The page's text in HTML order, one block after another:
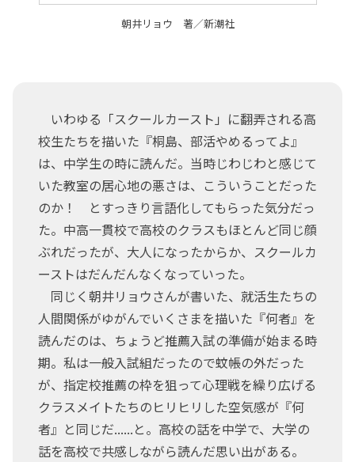
朝井リョウ 著／新潮社
いわゆる「スクールカースト」に翻弄される高
校生たちを描いた『桐島、部活やめるってよ』
は、中学生の時に読んだ。当時じわじわと感じて
いた教室の居心地の悪さは、こういうことだった
のか！ とすっきり言語化してもらった気分だっ
た。中高一貫校で高校のクラスもほとんど同じ顔
ぶれだったが、大人になったからか、スクールカ
ーストはだんだんなくなっていった。
同じく朝井リョウさんが書いた、就活生たちの
人間関係がゆがんでいくさまを描いた『何者』を
読んだのは、ちょうど推薦入試の準備が始まる時
期。私は一般入試組だったので蚊帳の外だった
が、指定校推薦の枠を狙って心理戦を繰り広げる
クラスメイトたちのヒリヒリした空気感が『何
者』と同じだ......と。高校の話を中学で、大学の
話を高校で共感しながら読んだ思い出がある。